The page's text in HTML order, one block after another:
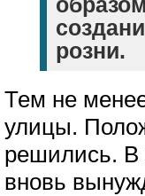
розни.
Тем не
улицы.
решились. В
вновь